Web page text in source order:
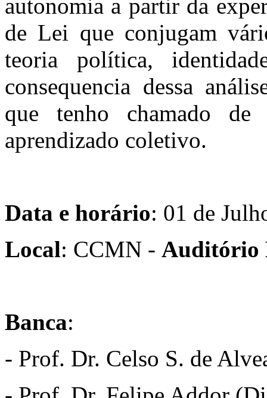
autonomia a partir da
de Lei que conjugam
teoria política,
consequencia dessa
que tenho chamado de
aprendizado coletivo.
Data e horário: 01 de
Local: CCMN - Auditório
Banca:
- Prof. Dr. Celso S. de